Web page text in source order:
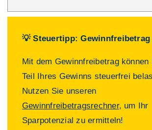
💡 Steuertipp: Gewinnfreibetrag
Mit dem Gewinnfreibetrag können
Teil Ihres Gewinns steuerfrei
Nutzen Sie unseren
Gewinnfreibetragsrechner, um Ihr
Sparpotenzial zu ermitteln!